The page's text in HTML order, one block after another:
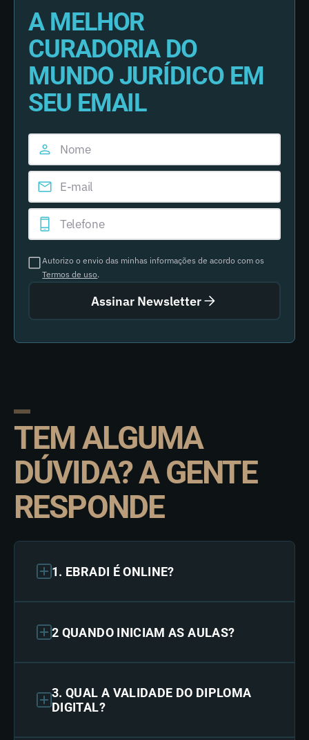
A MELHOR
CURADORIA DO
MUNDO JURÍDICO EM
SEU EMAIL
Autorizo o envio das minhas informações de acordo com os
Termos de uso.
Assinar Newsletter
TEM ALGUMA
DÚVIDA? A GENTE
RESPONDE
1. EBRADI É ONLINE?
2 QUANDO INICIAM AS AULAS?
3. QUAL A VALIDADE DO DIPLOMA
DIGITAL?